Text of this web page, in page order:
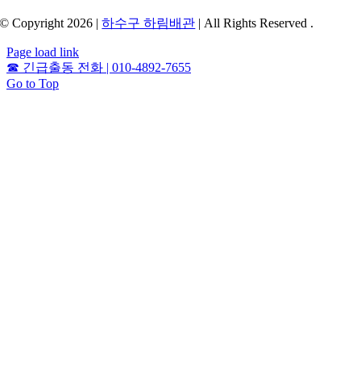
© Copyright 2026 |하수구 하림배관 | All Rights Reserved .
Page load link
☎ 긴급출동 전화 | 010-4892-7655
Go to Top